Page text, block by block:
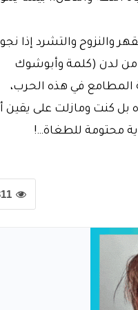
والنزوح والتشرد إذا
من لدن (كلمة وأبوشوك
المطامع في هذه الحرب،
بل كنت ومازلت على يقين
محتومة للطغاة…!